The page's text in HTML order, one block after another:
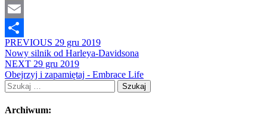
Mastodon
Email
Share
PREVIOUS 29 gru 2019
Nowy silnik od Harleya-Davidsona
NEXT 29 gru 2019
Obejrzyj i zapamiętaj - Embrace Life
Szukaj:
Archiwum: